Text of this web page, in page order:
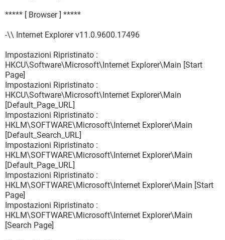
***** [ Browser ] *****
-\\ Internet Explorer v11.0.9600.17496
Impostazioni Ripristinato :
HKCU\Software\Microsoft\Internet Explorer\Main [Start
Page]
Impostazioni Ripristinato :
HKCU\Software\Microsoft\Internet Explorer\Main
[Default_Page_URL]
Impostazioni Ripristinato :
HKLM\SOFTWARE\Microsoft\Internet Explorer\Main
[Default_Search_URL]
Impostazioni Ripristinato :
HKLM\SOFTWARE\Microsoft\Internet Explorer\Main
[Default_Page_URL]
Impostazioni Ripristinato :
HKLM\SOFTWARE\Microsoft\Internet Explorer\Main [Start
Page]
Impostazioni Ripristinato :
HKLM\SOFTWARE\Microsoft\Internet Explorer\Main
[Search Page]